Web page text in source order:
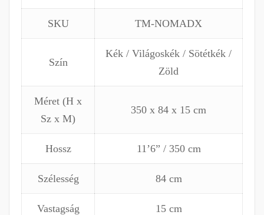
SKU TM-NOMADX
Szín
Kék / Világoskék / Sötétkék /
Zöld
Méret (H x
Sz x M)
350 x 84 x 15 cm
Hossz 11’6” / 350 cm
Szélesség 84 cm
Vastagság 15 cm